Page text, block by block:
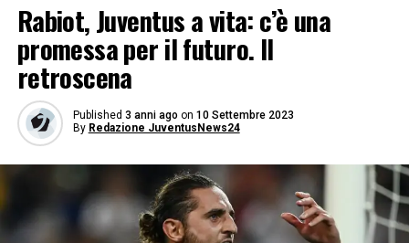
Rabiot, Juventus a vita: c’è una
promessa per il futuro. Il
retroscena
Published 3 anni ago on 10 Settembre 2023
By Redazione JuventusNews24